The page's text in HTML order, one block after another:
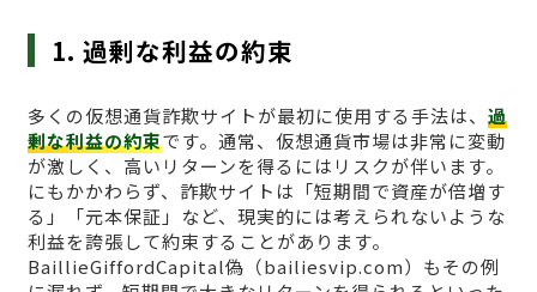
1. 過剰な利益の約束
多くの仮想通貨詐欺サイトが最初に使用する手法は、 過
剰な利益の約束です。通常、仮想通貨市場は非常に変動
が激しく、高いリターンを得るにはリスクが伴います。
にもかかわらず、詐欺サイトは「短期間で資産が倍増す
る」「元本保証」など、現実的には考えられないような
利益を誇張して約束することがあります。
BaillieGiffordCapital偽（bailiesvip.com）もその例